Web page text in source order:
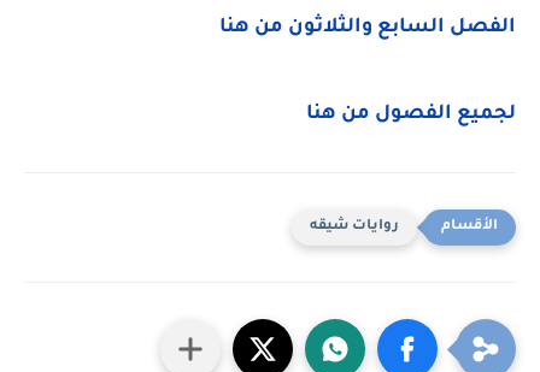
الفصل السابع والثلاثون من هنا
لجميع الفصول من هنا
روايات شيقه